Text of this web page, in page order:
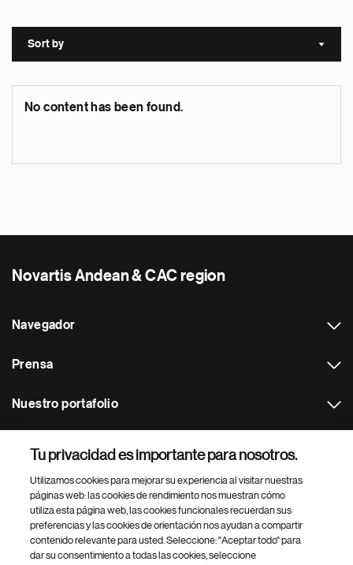
Sort by Sort
No content has been found.
Novartis Andean & CAC region
Navegador
Prensa
Nuestro portafolio
Footer Site Search
Tu privacidad es importante para nosotros.
Utilizamos cookies para mejorar su experiencia al visitar nuestras
páginas web: las cookies de rendimiento nos muestran cómo
utiliza esta página web, las cookies funcionales recuerdan sus
preferencias y las cookies de orientación nos ayudan a compartir
contenido relevante para usted. Seleccione: "Aceptar todo" para
dar su consentimiento a todas las cookies, seleccione